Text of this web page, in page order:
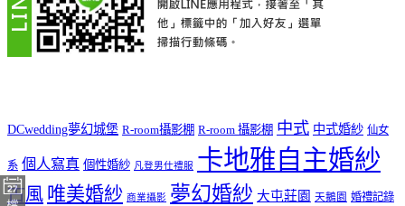
DCwedding夢幻城堡 R-room攝影棚 R-room 攝影棚 中式 中式婚紗 仙女
系 個人寫真 個性婚紗 凡登男仕禮服 卡地雅自主婚紗
古風 唯美婚紗 商業攝影 夢幻婚紗 大屯莊園 天鵝園 婚禮記錄